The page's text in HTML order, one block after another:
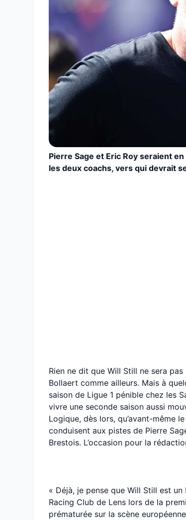
Pierre Sage et Eric Roy seraient
les deux coachs, vers qui devrait
Rien ne dit que Will Still ne sera
Bollaert comme ailleurs. Mais à
saison de Ligue 1 pénible chez les
vivre une seconde saison aussi
Logique, dès lors, qu’avant-même
conduisent aux pistes de Pierre
Brestois. L’occasion pour la
« Déjà, je pense que Will Still est
Racing Club de Lens lors de la
prématurée sur la scène